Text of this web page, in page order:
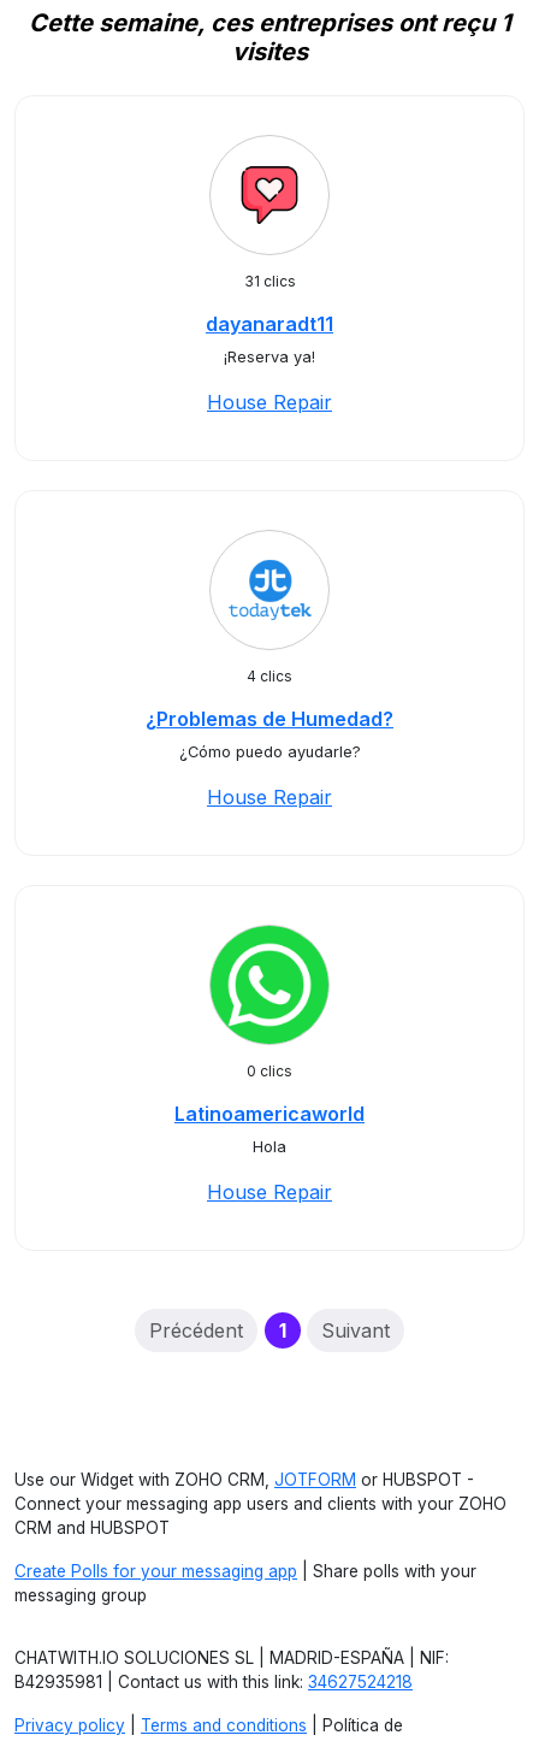
Cette semaine, ces entreprises ont reçu 1
visites
31 clics
dayanaradt11
¡Reserva ya!
House Repair
4 clics
¿Problemas de Humedad?
¿Cómo puedo ayudarle?
House Repair
0 clics
Latinoamericaworld
Hola
House Repair
Précédent 1(current)
Suivant
Use our Widget with ZOHO CRM, JOTFORM or HUBSPOT -
Connect your messaging app users and clients with your ZOHO
CRM and HUBSPOT
Create Polls for your messaging app | Share polls with your
messaging group
CHATWITH.IO SOLUCIONES SL | MADRID-ESPAÑA | NIF:
B42935981 | Contact us with this link: 34627524218
Privacy policy Terms and conditions | Política de